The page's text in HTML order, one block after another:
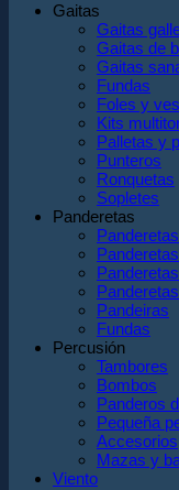
Gaitas
Gaitas
Gaitas de
Gaitas
Fundas
Foles y
Kits
Palletas y
Punteros
Ronquetas
Sopletes
Panderetas
Pandeiras
Fundas
Percusión
Tambores
Bombos
Panderos
Pequeña
Accesorios
Mazas y
Viento